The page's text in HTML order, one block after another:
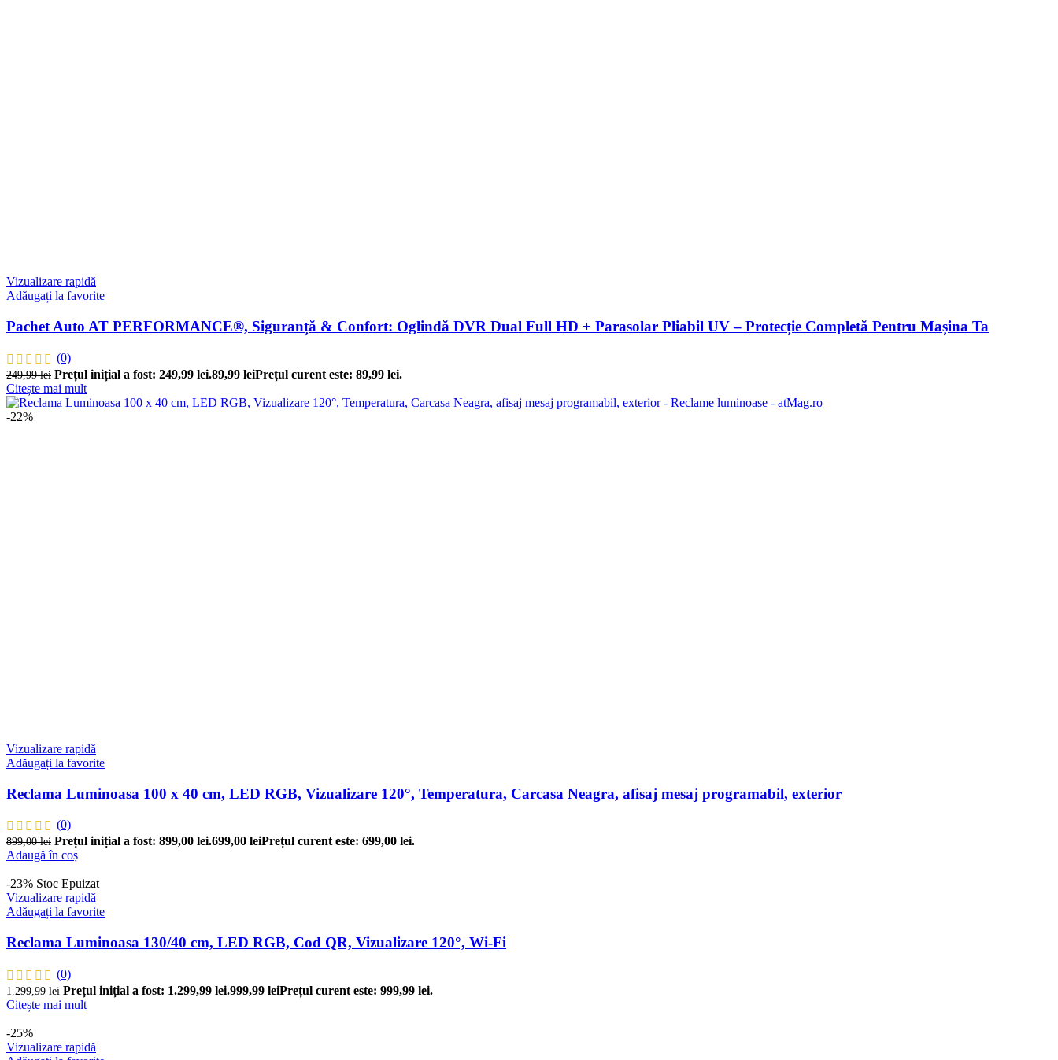
Vizualizare rapidă
Adăugați la favorite
Pachet Auto AT PERFORMANCE®, Siguranță & Confort: Oglindă DVR Dual Full HD + Parasolar Pliabil UV – Protecție Completă Pentru Mașina Ta
(0)
249,99lei Prețul inițial a fost: 249,99 lei.89,99 leiPrețul curent este: 89,99 lei.
Citește mai mult
-22%
Vizualizare rapidă
Adăugați la favorite
Reclama Luminoasa 100 x 40 cm, LED RGB, Vizualizare 120°, Temperatura, Carcasa Neagra, afisaj mesaj programabil, exterior
(0)
899,00lei Prețul inițial a fost: 899,00 lei.699,00 leiPrețul curent este: 699,00 lei.
Adaugă în coș
-23% Stoc Epuizat
Vizualizare rapidă
Adăugați la favorite
Reclama Luminoasa 130/40 cm, LED RGB, Cod QR, Vizualizare 120°, Wi-Fi
(0)
1.299,99lei Prețul inițial a fost: 1.299,99 lei.999,99 leiPrețul curent este: 999,99 lei.
Citește mai mult
-25%
Vizualizare rapidă